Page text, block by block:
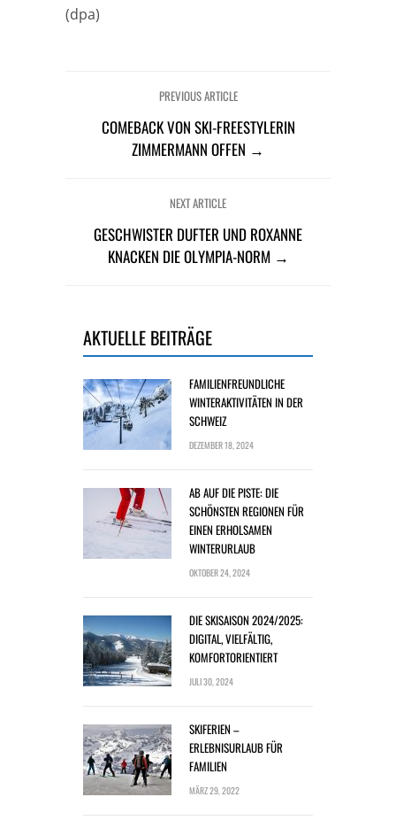
(dpa)
PREVIOUS ARTICLE
COMEBACK VON SKI-FREESTYLERIN
ZIMMERMANN OFFEN →
NEXT ARTICLE
GESCHWISTER DUFTER UND ROXANNE
KNACKEN DIE OLYMPIA-NORM →
AKTUELLE BEITRÄGE
FAMILIENFREUNDLICHE
WINTERAKTIVITÄTEN IN DER
SCHWEIZ
DEZEMBER 18, 2024
AB AUF DIE PISTE: DIE
SCHÖNSTEN REGIONEN FÜR
EINEN ERHOLSAMEN
WINTERURLAUB
OKTOBER 24, 2024
DIE SKISAISON 2024/2025:
DIGITAL, VIELFÄLTIG,
KOMFORTORIENTIERT
JULI 30, 2024
SKIFERIEN –
ERLEBNISURLAUB FÜR
FAMILIEN
MÄRZ 29, 2022